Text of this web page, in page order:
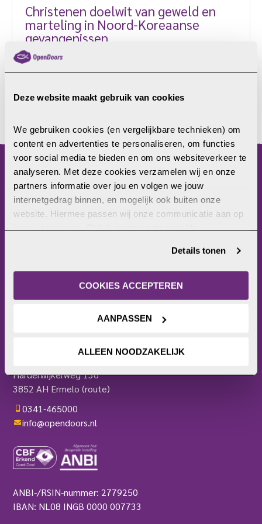
Deze website maakt gebruik van cookies
We gebruiken cookies (en vergelijkbare technieken) om
content en advertenties te personaliseren, om functies
voor social media te bieden en om ons websiteverkeer te
analyseren. Met deze cookies verzamelen wij en onze
partners informatie over jou en volgen we jouw
internetgedrag binnen, en mogelijk ook buiten onze
website. Hiermee passen wij onze communicatie aan op
jouw voorkeuren. Ook kunnen we zo gerichte
internetgedrag. Je kunt je toestemming ook altijd wijzigen
of intrekken. Meer uitleg vind je in onze
privacyverklaring.
Details tonen
COOKIES ACCEPTEREN
AANPASSEN
ALLEEN NOODZAKELIJK
Christenen doelwit van geweld en
marteling in Noord-Koreaanse
gevangenissen
Noord-Koreaanse gevangenissen zijn een
verlengstuk van de politieke structuur, zo staat in
mensenrechtenorganisaties, de International Bar
structuur is erop gericht dat elke bedreiging voor
het leiderschap en de staatsideologie wordt
uitgeschakeld. Christenen zijn daarbij een bewust
doelwit. Misdaden tegen de menselijkheid Uit het
onderzoek van beide organisaties blijkt dat er
“redelijke gronden zijn om te concluderen dat […]
menu
Home
Christenvervolging
Bezoekerscentrum
Actieplatform
OPEN DOORS
Harderwijkerweg 136
3852 AH Ermelo(route)
0341-465000
info@opendoors.nl
ANBI-/RSIN-nummer: 2779250
IBAN: NL08 INGB 0000 007733